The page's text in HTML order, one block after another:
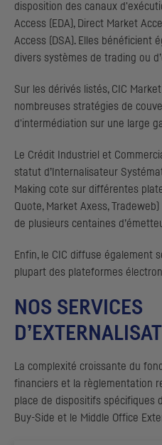
disposition des canaux
Access
EDA ), Direct Market
Access
DSA ). Elles bénéficient
divers systèmes de trading ou
Sur les dérivés listés, CIC
nombreuses stratégies de
d'intermédiation sur une large
Le Crédit Industriel et
statut d’Internalisateur
Making cote sur différentes
Quote, Market Axess, Tradeweb
de plusieurs centaines
Enfin, le CIC diffuse également
plupart des plateformes
NOS SERVICES
La complexité croissante du
financiers et la règlementation
place de dispositifs spécifiques
Buy-Side et le Middle Office